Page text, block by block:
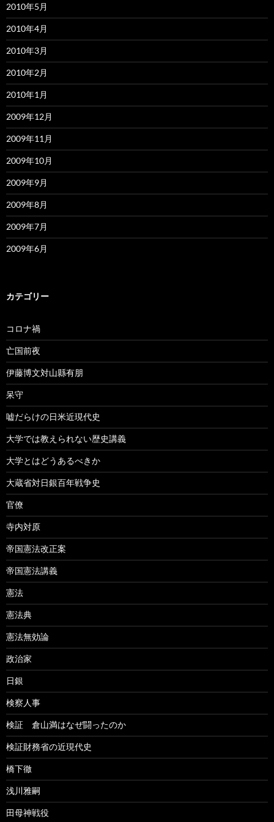
2010年5月
2010年4月
2010年3月
2010年2月
2010年1月
2009年12月
2009年11月
2009年10月
2009年9月
2009年8月
2009年7月
2009年6月
カテゴリー
コロナ禍
亡国前夜
伊藤博文対山縣有朋
呆守
嘘だらけの日米近現代史
大学では教えられない歴史講義
大学とはどうあるべきか
大蔵省対日銀百年戦争史
官僚
寺内対原
帝国憲法改正案
帝国憲法講義
憲法
憲法典
憲法無効論
政治家
日銀
検察人事
検証 倉山満はなぜ闘ったのか
検証財務省の近現代史
橋下徹
浅川雅嗣
田母神戦役